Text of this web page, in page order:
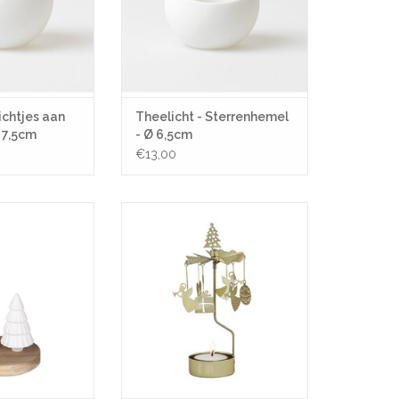
aan
Theelicht - Sterrenhemel
- Ø 6,5cm
€13,00
cm
WINKELWAGEN
6,5 x 16cm
TOEVOEGEN AAN WINKELWAGEN